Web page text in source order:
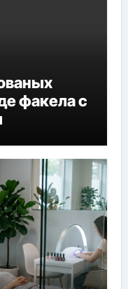
факела с